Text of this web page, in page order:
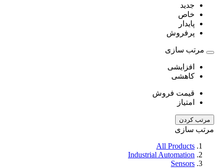
جدید
خاص
پایدار
پرفروش
مرتب سازی
افزایشی
کاهشی
قیمت فروش
امتیاز
مرتب کردن
مرتب سازی
All Products
Industrial Automation
Sensors